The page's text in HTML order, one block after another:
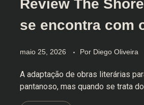
Review The
se encontra com
maio 25, 2026 Por Diego Oliveira
A adaptação de obras literárias
pantanoso, mas quando se trata